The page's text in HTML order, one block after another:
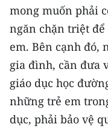
Media Văn hóa
Media Xã hội
Media Pháp luật
Media Du lịch
Media Thế giới
mong muốn phải
ngăn chặn triệt
em. Bên cạnh đó,
gia đình, cần đưa
giáo dục học
những trẻ em
dục, phải bảo vệ